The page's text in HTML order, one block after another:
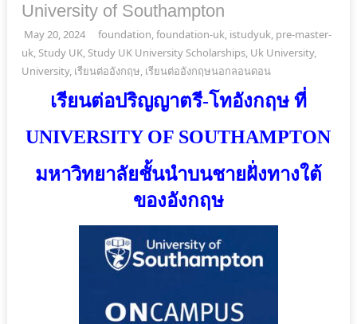
University of Southampton
May 20, 2024 foundation,foundation-uk, istudyuk, pre-master-
uk, Study UK, Study UK University Scholarships, Uk University,
University, เรียนต่ออังกฤษ, เรียนต่ออังกฤษนอกลอนดอน
เรียนต่อปริญญาตรี-โทอังกฤษ ที่
UNIVERSITY OF SOUTHAMPTON
มหาวิทยาลัยชั้นนำบนชายฝั่งทางใต้
ของอังกฤษ